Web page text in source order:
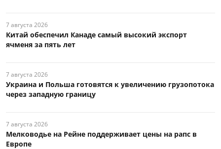
7 августа 2026
Китай обеспечил Канаде самый высокий экспорт
ячменя за пять лет
7 августа 2026
Украина и Польша готовятся к увеличению грузопотока
через западную границу
7 августа 2026
Мелководье на Рейне поддерживает цены на рапс в
Европе